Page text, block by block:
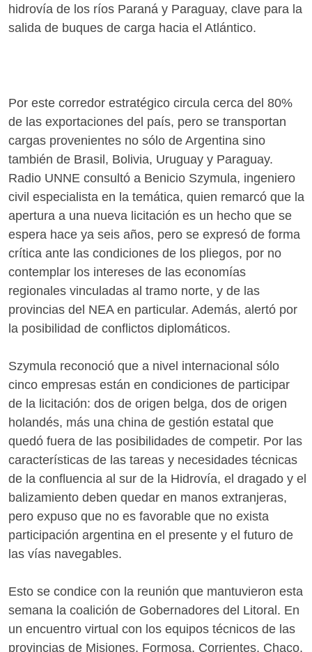
hidrovía de los ríos Paraná y Paraguay, clave para la
salida de buques de carga hacia el Atlántico.
Por este corredor estratégico circula cerca del 80%
de las exportaciones del país, pero se transportan
cargas provenientes no sólo de Argentina sino
también de Brasil, Bolivia, Uruguay y Paraguay.
Radio UNNE consultó a Benicio Szymula, ingeniero
civil especialista en la temática, quien remarcó que la
apertura a una nueva licitación es un hecho que se
espera hace ya seis años, pero se expresó de forma
crítica ante las condiciones de los pliegos, por no
contemplar los intereses de las economías
regionales vinculadas al tramo norte, y de las
provincias del NEA en particular. Además, alertó por
la posibilidad de conflictos diplomáticos.
Szymula reconoció que a nivel internacional sólo
cinco empresas están en condiciones de participar
de la licitación: dos de origen belga, dos de origen
holandés, más una china de gestión estatal que
quedó fuera de las posibilidades de competir. Por las
características de las tareas y necesidades técnicas
de la confluencia al sur de la Hidrovía, el dragado y el
balizamiento deben quedar en manos extranjeras,
pero expuso que no es favorable que no exista
participación argentina en el presente y el futuro de
las vías navegables.
Esto se condice con la reunión que mantuvieron esta
semana la coalición de Gobernadores del Litoral. En
un encuentro virtual con los equipos técnicos de las
provincias de Misiones, Formosa, Corrientes, Chaco,